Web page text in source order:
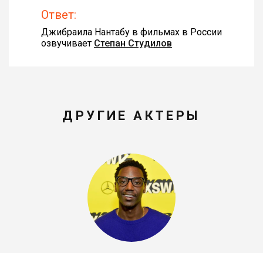
Ответ:
Джибраила Нантабу в фильмах в России
озвучивает Степан Студилов
ДРУГИЕ АКТЕРЫ